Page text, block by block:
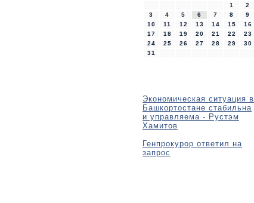
1
2
3
4 5 6 7 8
9
10
11 12 13 14 15
16
17
18 19 20 21 22
23
24
25 26 27 28 29
30
31
Экономическая ситуация в
Башкортостане стабильна
и управляема - Рустэм
Хамитов
Генпрокурор ответил на
запрос